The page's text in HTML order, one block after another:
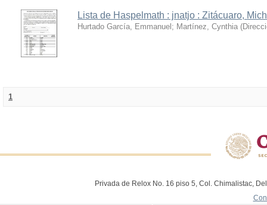
Lista de Haspelmath : jnatjo : Zitácuaro,
Hurtado García, Emmanuel ; Martínez, Cynthia (
1
Privada de Relox No. 16 piso 5, Col. Chimalistac,